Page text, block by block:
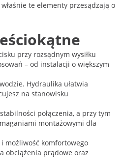
te elementy przesądzają o
przy rozsądnym wysiłku
– od instalacji o większym
Hydraulika ułatwia
na stanowisku
połączenia, a przy tym
montażowymi dla
możliwość komfortowego
obciążenia prądowe oraz